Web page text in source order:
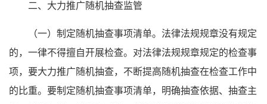
二、大力推广随机抽查监管
（一）制定随机抽查事项清单。法律法规规章没有规定
的，一律不得擅自开展检查。对法律法规规章规定的检查事
项，要大力推广随机抽查，不断提高随机抽查在检查工作中
的比重。要制定随机抽查事项清单，明确抽查依据、抽查主